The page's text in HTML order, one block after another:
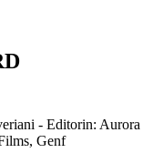
- Editorin: Aurora
Genf